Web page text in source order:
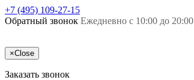
+7 (495) 109-27-15
Обратный звонок Ежедневно с 10:00 до 20:00
×Close
Заказать звонок